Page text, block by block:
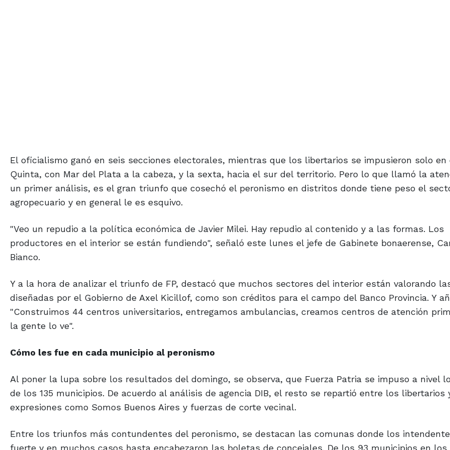
El oficialismo ganó en seis secciones electorales, mientras que los libertarios se impusieron solo en
Quinta, con Mar del Plata a la cabeza, y la sexta, hacia el sur del territorio. Pero lo que llamó la
un primer análisis, es el gran triunfo que cosechó el peronismo en distritos donde tiene peso el
agropecuario y en general le es esquivo.
"Veo un repudio a la política económica de Javier Milei. Hay repudio al contenido y a las formas. Los
productores en el interior se están fundiendo", señaló este lunes el jefe de Gabinete bonaerense,
Bianco.
Y a la hora de analizar el triunfo de FP, destacó que muchos sectores del interior están valorando
diseñadas por el Gobierno de Axel Kicillof, como son créditos para el campo del Banco Provincia. Y
"Construimos 44 centros universitarios, entregamos ambulancias, creamos centros de atención
la gente lo ve".
Cómo les fue en cada municipio al peronismo
Al poner la lupa sobre los resultados del domingo, se observa, que Fuerza Patria se impuso a nivel
de los 135 municipios. De acuerdo al análisis de agencia DIB, el resto se repartió entre los libertarios
expresiones como Somos Buenos Aires y fuerzas de corte vecinal.
Entre los triunfos más contundentes del peronismo, se destacan las comunas donde los
fuerte y en muchos casos hasta encabezaron las boletas de concejales. De los 93 municipios en los